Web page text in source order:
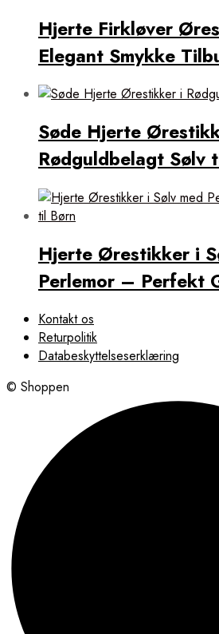
Hjerte Firkløver
Elegant Smykke
Søde Hjerte
Rødguldbelagt Sølv
Hjerte Ørestikker i
Perlemor – Perfekt
Kontakt os
Returpolitik
Databeskyttelseserklæring
© Shoppen